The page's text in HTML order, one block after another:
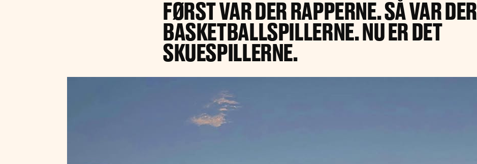
FØRST VAR DER RAPPERNE. SÅ VAR DER
BASKETBALLSPILLERNE. NU ER DET
SKUESPILLERNE.